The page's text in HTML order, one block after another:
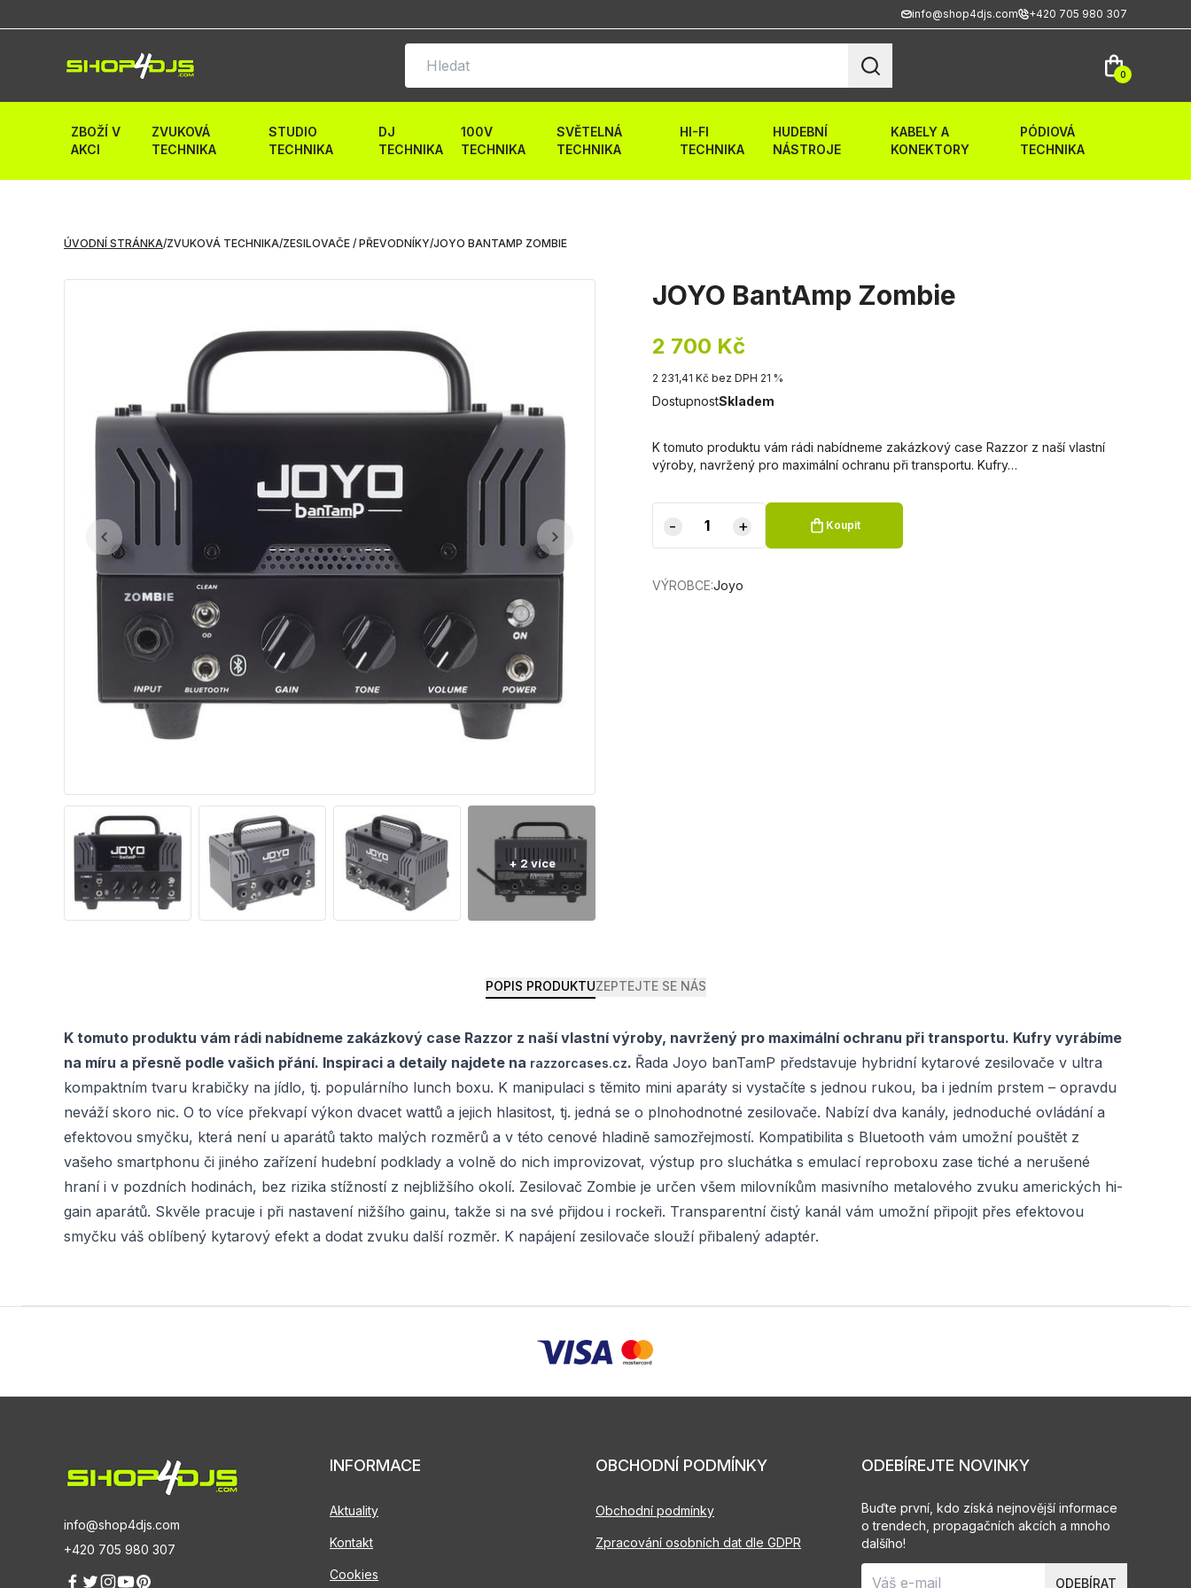
info@shop4djs.com +420 705 980 307
0
ZBOŽÍ V
AKCI
ZVUKOVÁ
TECHNIKA
STUDIO
TECHNIKA
DJ
TECHNIKA
100V
TECHNIKA
SVĚTELNÁ
TECHNIKA
HI-FI
TECHNIKA
HUDEBNÍ
NÁSTROJE
KABELY A
KONEKTORY
PÓDIOVÁ
TECHNIKA
ÚVODNÍ STRÁNKA/ZVUKOVÁ TECHNIKA/ZESILOVAČE / PŘEVODNÍKY/JOYO BANTAMP ZOMBIE
JOYO BantAmp Zombie
2 700 Kč
2 231,41 Kč bez DPH 21 %
DostupnostSkladem
K tomuto produktu vám rádi nabídneme zakázkový case Razzor z naší vlastní
výroby, navržený pro maximální ochranu při transportu. Kufry…
- + Koupit
VÝROBCE:Joyo
POPIS PRODUKTUZEPTEJTE SE NÁS
K tomuto produktu vám rádi nabídneme zakázkový case Razzor z naší vlastní výroby, navržený pro maximální ochranu při transportu. Kufry vyrábíme
na míru a přesně podle vašich přání. Inspiraci a detaily najdete na razzorcases.cz. Řada Joyo banTamP představuje hybridní kytarové zesilovače v ultra
kompaktním tvaru krabičky na jídlo, tj. populárního lunch boxu. K manipulaci s těmito mini aparáty si vystačíte s jednou rukou, ba i jedním prstem – opravdu
neváží skoro nic. O to více překvapí výkon dvacet wattů a jejich hlasitost, tj. jedná se o plnohodnotné zesilovače. Nabízí dva kanály, jednoduché ovládání a
efektovou smyčku, která není u aparátů takto malých rozměrů a v této cenové hladině samozřejmostí. Kompatibilita s Bluetooth vám umožní pouštět z
vašeho smartphonu či jiného zařízení hudební podklady a volně do nich improvizovat, výstup pro sluchátka s emulací reproboxu zase tiché a nerušené
hraní i v pozdních hodinách, bez rizika stížností z nejbližšího okolí. Zesilovač Zombie je určen všem milovníkům masivního metalového zvuku amerických hi-
gain aparátů. Skvěle pracuje i při nastavení nižšího gainu, takže si na své přijdou i rockeři. Transparentní čistý kanál vám umožní připojit přes efektovou
smyčku váš oblíbený kytarový efekt a dodat zvuku další rozměr. K napájení zesilovače slouží přibalený adaptér.
info@shop4djs.com
+420 705 980 307
INFORMACE
Aktuality
Kontakt
Cookies
OBCHODNÍ PODMÍNKY
Obchodní podmínky
Zpracování osobních dat dle GDPR
ODEBÍREJTE NOVINKY
Buďte první, kdo získá nejnovější informace
o trendech, propagačních akcích a mnoho
dalšího!
ODEBÍRAT